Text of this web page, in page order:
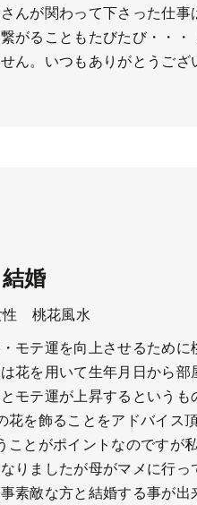
んが関わって下さった仕事
がることもたびたび・・・
ん。いつもありがとうござ
婚
性 桃花風水
モテ運を向上させるために
花を用いて生年月日から部
モテ運が上昇するというも
花を飾ることをアドバイス
ことがポイントなのですが
りましたが母がマメに行っ
素敵な方と結婚する事が出